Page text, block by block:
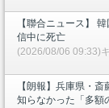
【聯合ニュース】
信中に死亡
(2026/08/06 09:33)
【朗報】兵庫県・
知らなかった「多額